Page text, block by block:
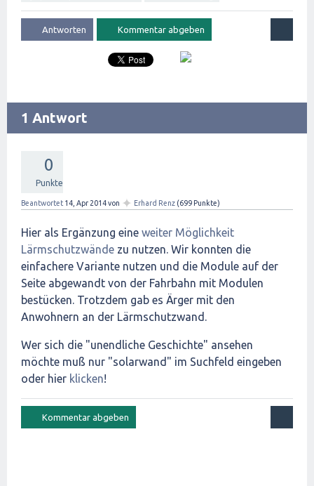
1 Antwort
0
Punkte
Beantwortet 14, Apr 2014von ✦ Erhard Renz (699 Punkte)
Hier als Ergänzung eine weiter Möglichkeit
Lärmschutzwände zu nutzen. Wir konnten die
einfachere Variante nutzen und die Module auf der
Seite abgewandt von der Fahrbahn mit Modulen
bestücken. Trotzdem gab es Ärger mit den
Anwohnern an der Lärmschutzwand.
Wer sich die "unendliche Geschichte" ansehen
möchte muß nur "solarwand" im Suchfeld eingeben
oder hier klicken!